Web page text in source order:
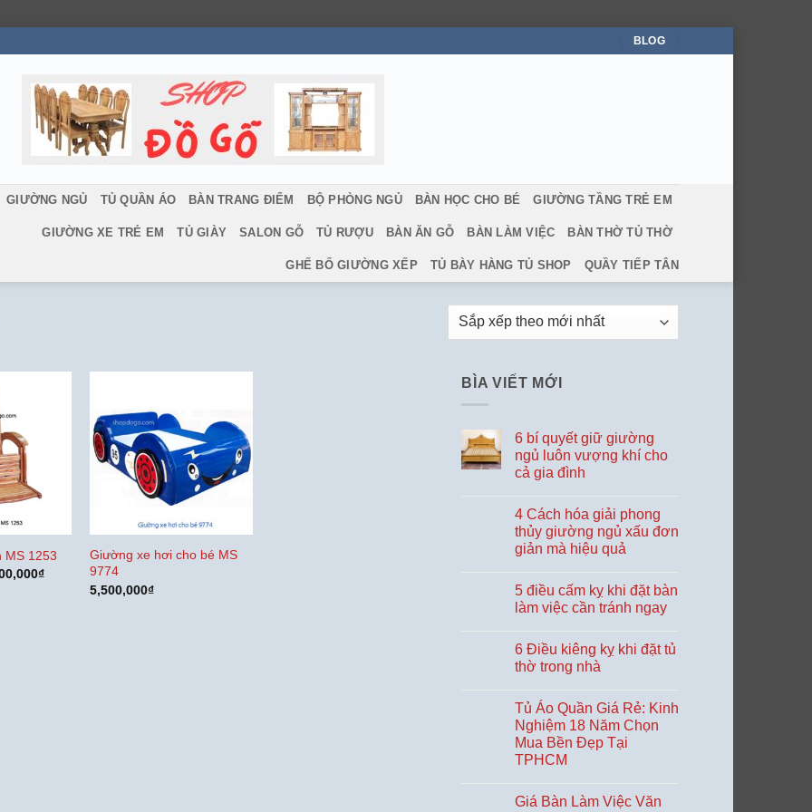
BLOG
GIƯỜNG NGỦ TỦ QUẦN ÁO BÀN TRANG ĐIỂM BỘ PHÒNG NGỦ BÀN HỌC CHO BÉ GIƯỜNG TẦNG TRẺ EM
GIƯỜNG XE TRẺ EM TỦ GIÀY SALON GỖ TỦ RƯỢU BÀN ĂN GỖ BÀN LÀM VIỆC BÀN THỜ TỦ THỜ
GHẾ BỐ GIƯỜNG XẾP TỦ BÀY HÀNG TỦ SHOP QUẦY TIẾP TÂN
MS 1253
₫Giá
Giường xe hơi cho bé MS
9774
5,500,000₫
BÌA VIẾT MỚI
6 bí quyết giữ giường
ngủ luôn vượng khí cho
cả gia đình
bình
luận
ở
6
giữ
giường
ngủ
khí
cho
cả
4 Cách hóa giải phong
thủy giường ngủ xấu đơn
giản mà hiệu quả
bình
luận
ở
hóa
giải
phong
ngủ
xấu
đơn
giản
mà
hiệu
5 điều cấm kỵ khi đặt bàn
làm việc cần tránh ngay
bình
luận
ở
cấm
kỵ
khi
đặt
bàn
làm
tránh
6 Điều kiêng kỵ khi đặt tủ
thờ trong nhà
bình
luận
ở
6
Điều
kiêng
đặt
Tủ Áo Quần Giá Rẻ: Kinh
Nghiệm 18 Năm Chọn
Mua Bền Đẹp Tại
TPHCM
bình
Giá Bàn Làm Việc Văn